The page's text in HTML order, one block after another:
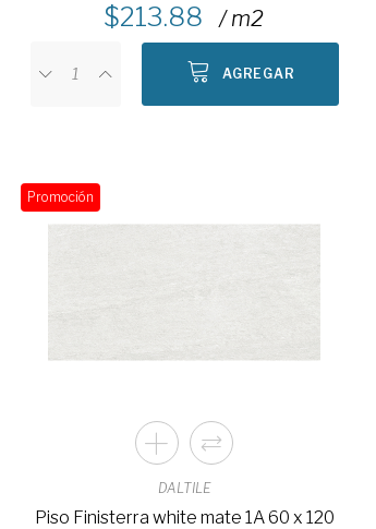
213.88 / m2
AGREGAR
Promoción
DALTILE
Piso Finisterra white mate 1A 60 x 120